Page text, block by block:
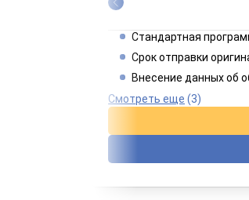
Стандартная
Срок отправки
Внесение данных об
Смотреть еще (3)